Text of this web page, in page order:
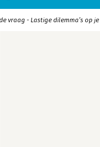
vraag - Lastige dilemma’s op